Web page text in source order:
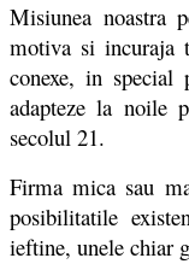
Misiunea noastra
motiva si incuraja
conexe, in
adapteze la noile
secolul 21.
Firma mica sau
posibilitatile
ieftine, unele chiar